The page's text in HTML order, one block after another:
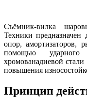
Съёмник-вилка
Техники предназначен
опор, амортизаторов,
помощью ударного
хромованадиевой
повышения
Принцип